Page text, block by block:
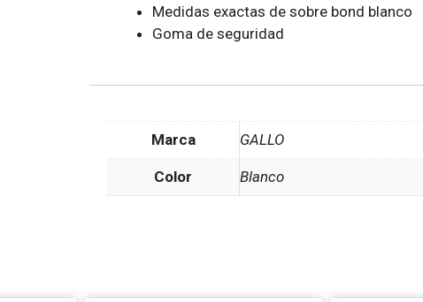
Medidas exactas de sobre bond blanco
Goma de seguridad
Marca GALLO
Color Blanco